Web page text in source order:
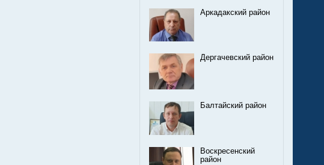
Аркадакский район
Дергачевский район
Балтайский район
Воскресенский
район